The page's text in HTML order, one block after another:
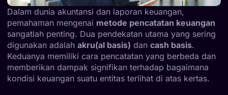
Dalam dunia akuntansi dan laporan keuangan,
pemahaman mengenai metode pencatatan keuangan
sangatlah penting. Dua pendekatan utama yang sering
digunakan adalah akru(al basis) dan cash basis.
Keduanya memiliki cara pencatatan yang berbeda dan
memberikan dampak signifikan terhadap bagaimana
kondisi keuangan suatu entitas terlihat di atas kertas.